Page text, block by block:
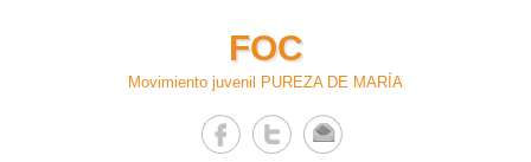
FOC
Movimiento juvenil PUREZA DE MARÍA